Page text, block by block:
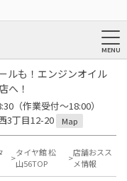
ルも！エンジンオイル
へ！
（作業受付～18:00）
3丁目12-20
Map
タイヤ館 松
山56TOP
店舗おスス
メ情報